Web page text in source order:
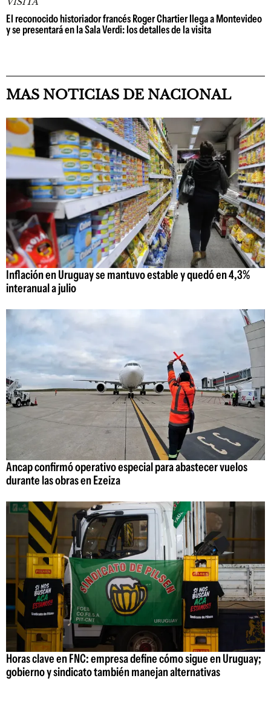
El reconocido historiador francés Roger Chartier llega a Montevideo
y se presentará en la Sala Verdi: los detalles de la visita
MAS NOTICIAS DE NACIONAL
Inflación en Uruguay se mantuvo estable y quedó en 4,3%
interanual a julio
Ancap confirmó operativo especial para abastecer vuelos
durante las obras en Ezeiza
Horas clave en FNC: empresa define cómo sigue en Uruguay;
gobierno y sindicato también manejan alternativas